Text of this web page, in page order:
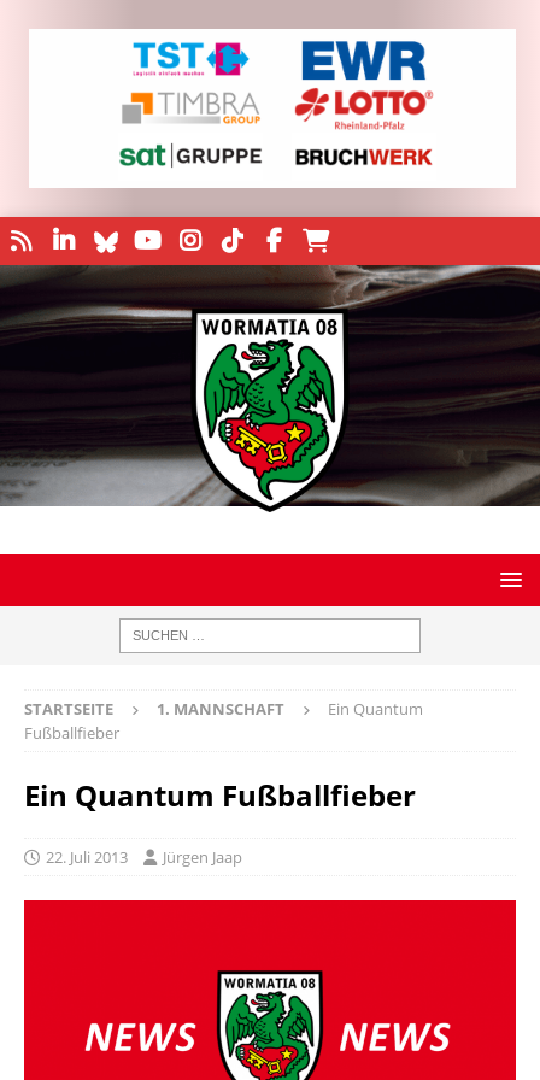
STARTSEITE 1. MANNSCHAFT
Ein Quantum
Fußballfieber
Ein Quantum Fußballfieber
22. Juli 2013 Jürgen Jaap